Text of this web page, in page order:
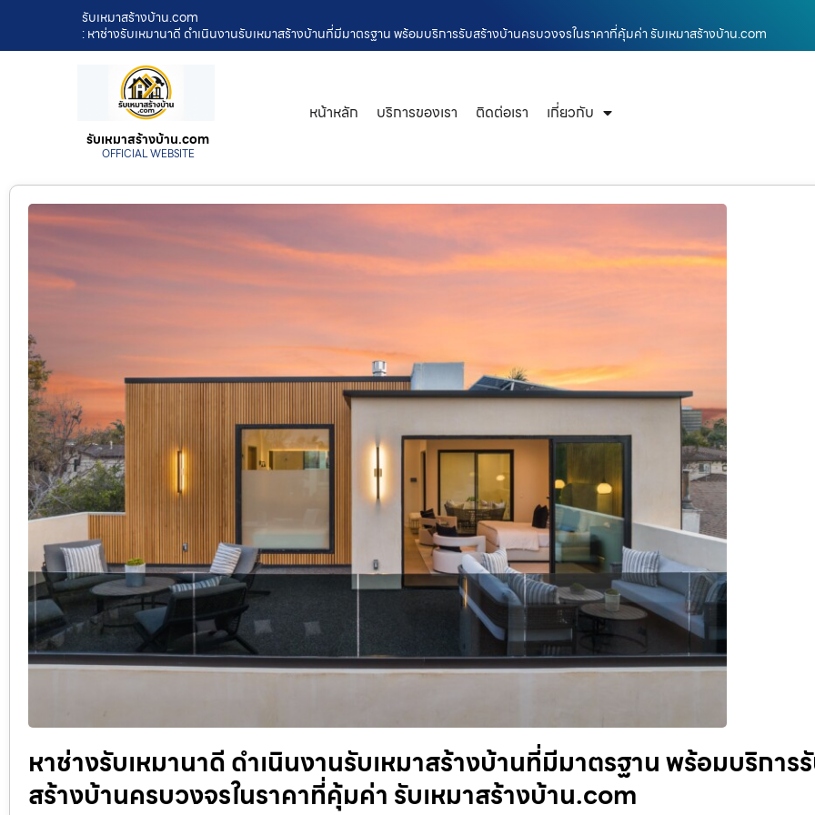
รับเหมาสร้างบ้าน.com
: หาช่างรับเหมานาดี ดำเนินงานรับเหมาสร้างบ้านที่มีมาตรฐาน พร้อมบริการรับสร้างบ้านครบวงจรในราคาที่คุ้มค่า รับเหมาสร้างบ้าน.com
รับเหมาสร้างบ้าน.com
OFFICIAL WEBSITE
หน้าหลัก บริการของเรา ติดต่อเรา เกี่ยวกับ
หาช่างรับเหมานาดี ดำเนินงานรับเหมาสร้างบ้านที่มีมาตรฐาน พร้อมบริการ
สร้างบ้านครบวงจรในราคาที่คุ้มค่า รับเหมาสร้างบ้าน.com